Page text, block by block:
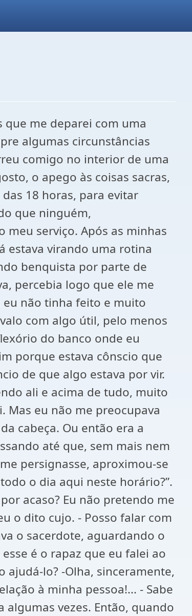
me deparei com uma
algumas circunstâncias
comigo no interior de uma
o apego às coisas sacras,
18 horas, para evitar
que ninguém,
serviço. Após as minhas
estava virando uma rotina
benquista por parte de
percebia logo que ele me
eu não tinha feito e muito
com algo útil, pelo menos
do banco onde eu
porque estava cônscio que
de que algo estava por vir.
ali e acima de tudo, muito
Mas eu não me preocupava
cabeça. Ou então era a
até que, sem mais nem
persignasse, aproximou-se
o dia aqui neste horário?”.
acaso? Eu não pretendo me
o dito cujo. - Posso falar com
o sacerdote, aguardando o
é o rapaz que eu falei ao
ajudá-lo? -Olha, sinceramente,
à minha pessoa!... - Sabe
vezes. Então, quando